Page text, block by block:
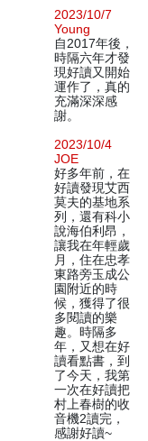
2023/10/7
Young
自2017年後，
時隔六年才發
現好讀又開始
運作了，真的
充滿深深感
謝。
2023/10/4
JOE
好多年前，在
好讀發現艾西
莫夫的基地系
列，還有科小
說海伯利昂，
讓我在年輕歲
月，住在忠孝
東路旁玉成公
園附近的時
候，獲得了很
多閱讀的樂
趣。時隔多
年，又想在好
讀看點書，到
了今天，我第
一次在好讀把
村上春樹的收
音機2讀完，
感謝好讀~